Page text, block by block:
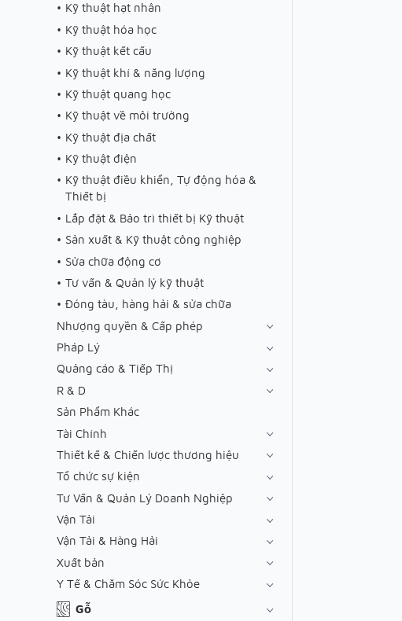
Kỹ thuật hạt nhân
Kỹ thuật hóa học
Kỹ thuật kết cấu
Kỹ thuật khí & năng lượng
Kỹ thuật quang học
Kỹ thuật về môi trường
Kỹ thuật địa chất
Kỹ thuật điện
Kỹ thuật điều khiển, Tự động hóa &
Thiết bị
Lắp đặt & Bảo trì thiết bị Kỹ thuật
Sản xuất & Kỹ thuật công nghiệp
Sửa chữa động cơ
Tư vấn & Quản lý kỹ thuật
Đóng tàu, hàng hải & sửa chữa
Nhượng quyền & Cấp phép
Pháp Lý
Quảng cáo & Tiếp Thị
R & D
Sản Phẩm Khác
Tài Chính
Thiết kế & Chiến lược thương hiệu
Tổ chức sự kiện
Tư Vấn & Quản Lý Doanh Nghiệp
Vận Tải
Vận Tải & Hàng Hải
Xuất bản
Y Tế & Chăm Sóc Sức Khỏe
Gỗ